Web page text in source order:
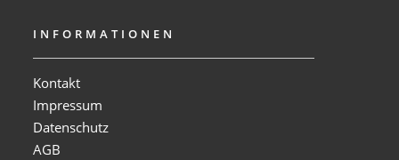
INFORMATIONEN
Kontakt
Impressum
Datenschutz
AGB